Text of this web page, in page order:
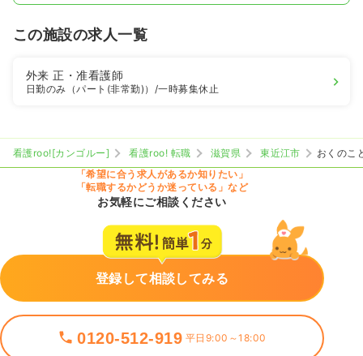
この施設の求人一覧
外来正・准看護師
日勤のみ（パート(非常勤)） /一時募集休止
看護roo![カンゴルー] 看護roo! 転職 滋賀県 東近江市
おくのこ
「希望に合う求人があるか知りたい」
「転職するかどうか迷っている」など
お気軽にご相談ください
登録して相談してみる
0120-512-919 平日9:00～18:00